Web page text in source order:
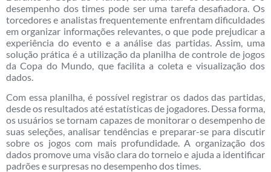
desempenho dos times pode ser uma tarefa desafiadora. Os
torcedores e analistas frequentemente enfrentam dificuldades
em organizar informações relevantes, o que pode prejudicar a
experiência do evento e a análise das partidas. Assim, uma
solução prática é a utilização da planilha de controle de jogos
da Copa do Mundo, que facilita a coleta e visualização dos
dados.
Com essa planilha, é possível registrar os dados das partidas,
desde os resultados até estatísticas de jogadores. Dessa forma,
os usuários se tornam capazes de monitorar o desempenho de
suas seleções, analisar tendências e preparar-se para discutir
sobre os jogos com mais profundidade. A organização dos
dados promove uma visão clara do torneio e ajuda a identificar
padrões e surpresas no desempenho dos times.